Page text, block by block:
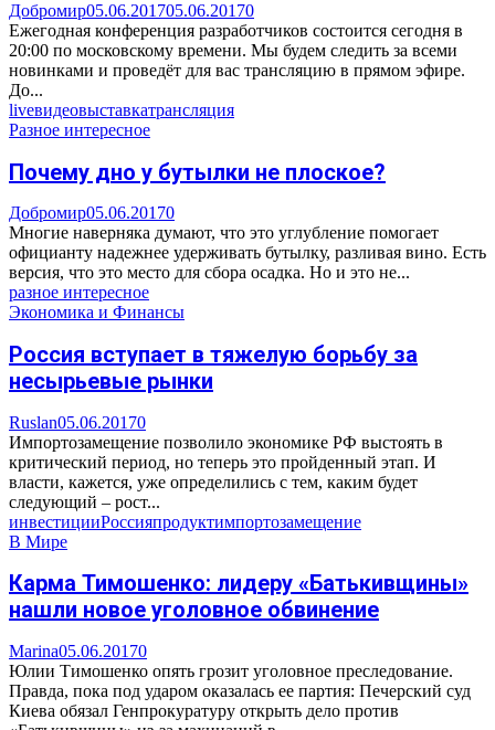
Добромир05.06.201705.06.20170
Ежегодная конференция разработчиков состоится сегодня в
20:00 по московскому времени. Мы будем следить за всеми
новинками и проведёт для вас трансляцию в прямом эфире.
До...
liveвидеовыставкатрансляция
Разное интересное
Почему дно у бутылки не плоское?
Добромир05.06.20170
Многие наверняка думают, что это углубление помогает
официанту надежнее удерживать бутылку, разливая вино. Есть
версия, что это место для сбора осадка. Но и это не...
разное интересное
Экономика и Финансы
Россия вступает в тяжелую борьбу за
несырьевые рынки
Ruslan05.06.20170
Импортозамещение позволило экономике РФ выстоять в
критический период, но теперь это пройденный этап. И
власти, кажется, уже определились с тем, каким будет
следующий – рост...
инвестицииРоссияпродуктимпортозамещение
В Мире
Карма Тимошенко: лидеру «Батькивщины»
нашли новое уголовное обвинение
Marina05.06.20170
Юлии Тимошенко опять грозит уголовное преследование.
Правда, пока под ударом оказалась ее партия: Печерский суд
Киева обязал Генпрокуратуру открыть дело против